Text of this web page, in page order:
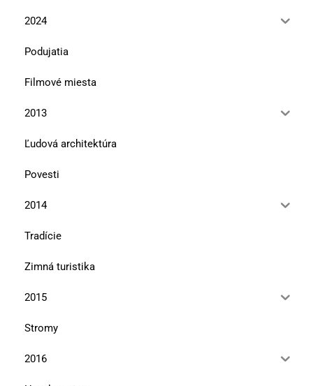
2024
Podujatia
Filmové miesta
2013
Ľudová architektúra
Povesti
2014
Tradície
Zimná turistika
2015
Stromy
2016